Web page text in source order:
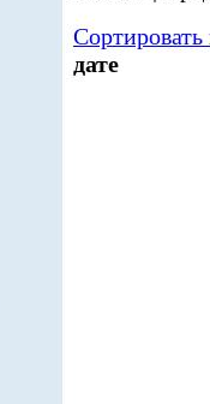
дате